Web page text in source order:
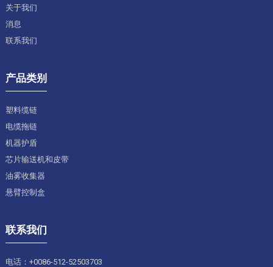
关于我们
消息
联系我们
产品类别
塑料缆链
电缆拖链
机器护盾
芯片输送机和皮带
油雾收集器
悬臂控制盒
联系我们
电话：+0086-512-52503703